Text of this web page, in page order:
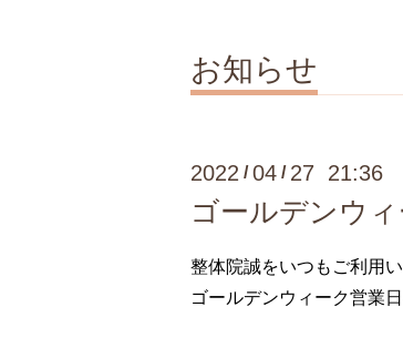
お知らせ
2022 /04 / 27 21:36
ゴールデンウ
整体院誠をいつもご利用
ゴールデンウィーク営業